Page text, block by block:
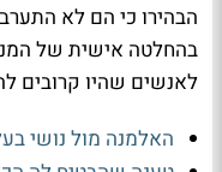
הבהירו כי הם לא
בהחלטה אישית של
לאנשים שהיו קרובים
האלמנה מול נושי